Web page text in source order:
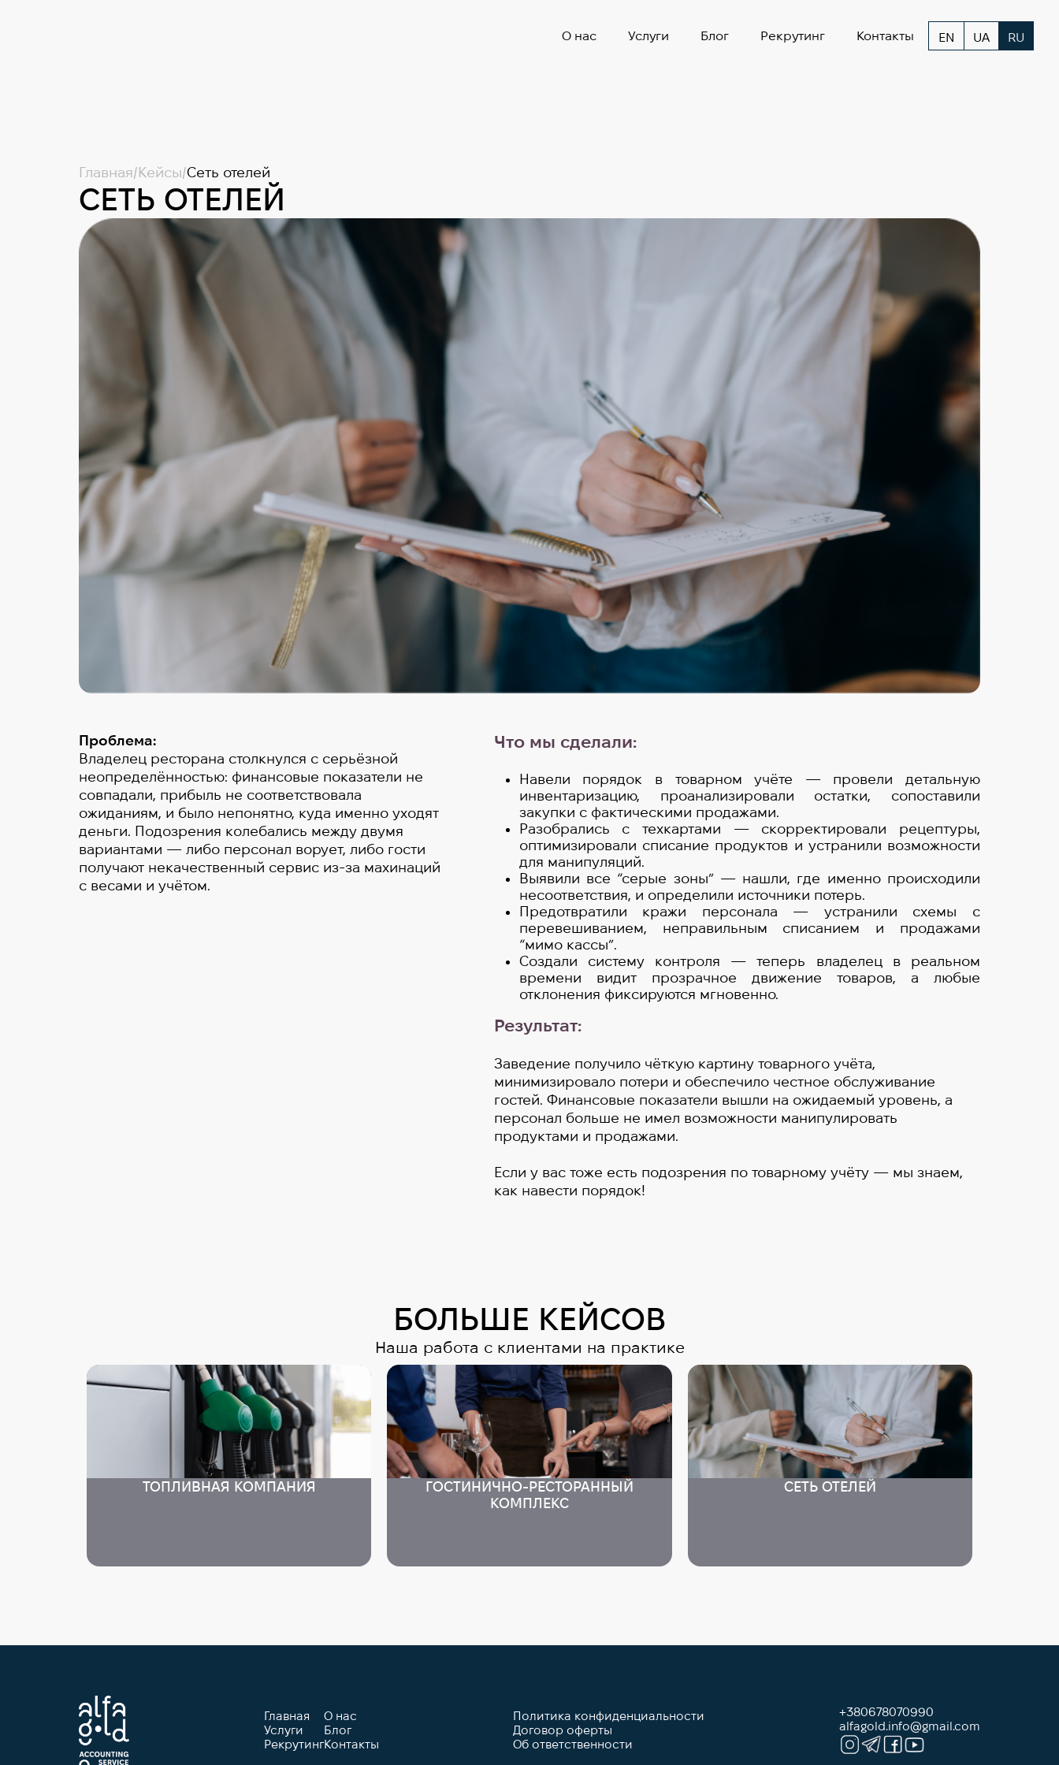
О нас Услуги Блог Рекрутинг Контакты EN UA RU
Главная/Кейсы/Сеть отелей
СЕТЬ ОТЕЛЕЙ
Проблема:
Владелец ресторана столкнулся с серьёзной
неопределённостью: финансовые показатели не
совпадали, прибыль не соответствовала
ожиданиям, и было непонятно, куда именно уходят
деньги. Подозрения колебались между двумя
вариантами — либо персонал ворует, либо гости
получают некачественный сервис из-за махинаций
с весами и учётом.
Что мы сделали:
Навели порядок в товарном учёте — провели детальную
инвентаризацию, проанализировали остатки, сопоставили
закупки с фактическими продажами.
Разобрались с техкартами — скорректировали рецептуры,
оптимизировали списание продуктов и устранили возможности
для манипуляций.
Выявили все “серые зоны” — нашли, где именно происходили
несоответствия, и определили источники потерь.
Предотвратили кражи персонала — устранили схемы с
перевешиванием, неправильным списанием и продажами
“мимо кассы”.
Создали систему контроля — теперь владелец в реальном
времени видит прозрачное движение товаров, а любые
отклонения фиксируются мгновенно.
Результат:
Заведение получило чёткую картину товарного учёта,
минимизировало потери и обеспечило честное обслуживание
гостей. Финансовые показатели вышли на ожидаемый уровень, а
персонал больше не имел возможности манипулировать
продуктами и продажами.
Если у вас тоже есть подозрения по товарному учёту — мы знаем,
как навести порядок!
БОЛЬШЕ КЕЙСОВ
Наша работа с клиентами на практике
ТОПЛИВНАЯ КОМПАНИЯ
ГОСТИНИЧНО-РЕСТОРАННЫЙ
КОМПЛЕКС
СЕТЬ ОТЕЛЕЙ
Главная
Услуги
Рекрутинг
О нас
Блог
Контакты
Политика конфиденциальности
Договор оферты
Об ответственности
+380678070990
alfagold.info@gmail.com